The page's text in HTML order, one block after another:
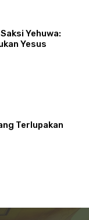
Yehuwa:
Yesus
Terlupakan